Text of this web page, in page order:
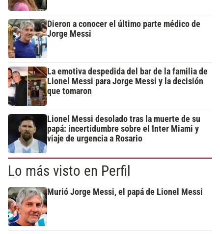
Dieron a conocer el último parte médico de
Jorge Messi
La emotiva despedida del bar de la familia de
Lionel Messi para Jorge Messi y la decisión
que tomaron
Lionel Messi desolado tras la muerte de su
papá: incertidumbre sobre el Inter Miami y
viaje de urgencia a Rosario
Lo más visto en Perfil
Murió Jorge Messi, el papá de Lionel Messi